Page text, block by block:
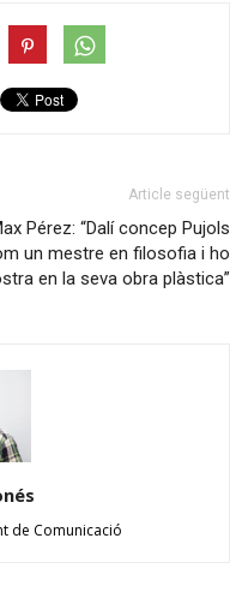
Article següent
Pérez: “Dalí concep Pujols
un mestre en filosofia i ho
en la seva obra plàstica”
de Comunicació